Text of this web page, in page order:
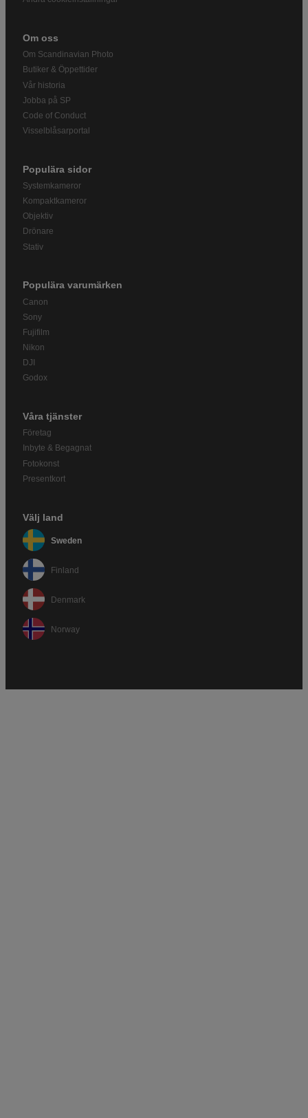
Om oss
Om Scandinavian Photo
Butiker & Öppettider
Vår historia
Jobba på SP
Code of Conduct
Visselblåsarportal
Populära sidor
Systemkameror
Kompaktkameror
Objektiv
Drönare
Stativ
Populära varumärken
Canon
Sony
Fujifilm
Nikon
DJI
Godox
Våra tjänster
Företag
Inbyte & Begagnat
Fotokonst
Presentkort
Välj land
Sweden
Finland
Denmark
Norway